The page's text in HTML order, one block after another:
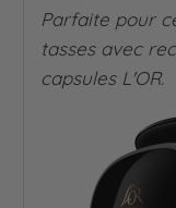
Parfaite pour
tasses avec
capsules L'OR.